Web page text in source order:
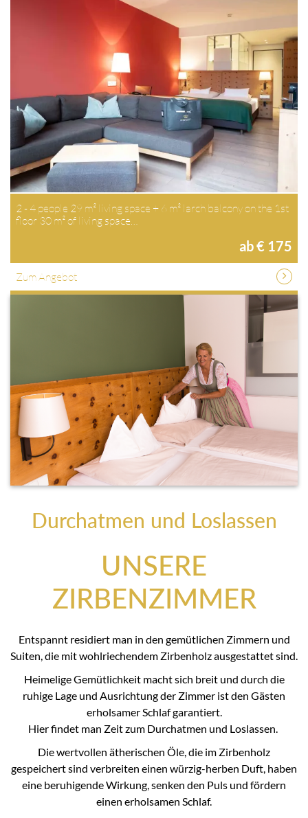
2 - 4 people 29 m² living space + 6 m² larch balcony on the 1st
floor 30 m² of living space…
ab € 175
Zum Angebot
Durchatmen und Loslassen
UNSERE
ZIRBENZIMMER
Entspannt residiert man in den gemütlichen Zimmern und
Suiten, die mit wohlriechendem Zirbenholz ausgestattet sind.
Heimelige Gemütlichkeit macht sich breit und durch die
ruhige Lage und Ausrichtung der Zimmer ist den Gästen
erholsamer Schlaf garantiert.
Hier findet man Zeit zum Durchatmen und Loslassen.
Die wertvollen ätherischen Öle, die im Zirbenholz
gespeichert sind verbreiten einen würzig-herben Duft, haben
eine beruhigende Wirkung, senken den Puls und fördern
einen erholsamen Schlaf.